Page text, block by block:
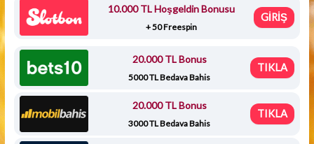
10.000 TL Hoşgeldin Bonusu
+ 50 Freespin
GİRİŞ
20.000 TL Bonus
5000 TL Bedava Bahis
TIKLA
20.000 TL Bonus
3000 TL Bedava Bahis
TIKLA